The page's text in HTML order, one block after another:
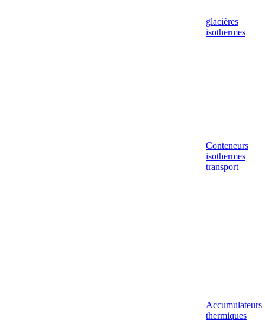
glacières
isothermes
Conteneurs
isothermes
transport
Accumulateurs
thermiques